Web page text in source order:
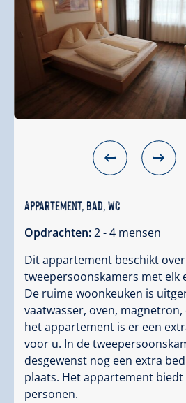
Appartement, bad, WC
Opdrachten:2 - 4 mensen
Dit appartement beschikt
tweepersoonskamers met elk
De ruime woonkeuken is
vaatwasser, oven, magnetron,
het appartement is er een
voor u. In de
desgewenst nog een extra
plaats. Het appartement biedt
personen.